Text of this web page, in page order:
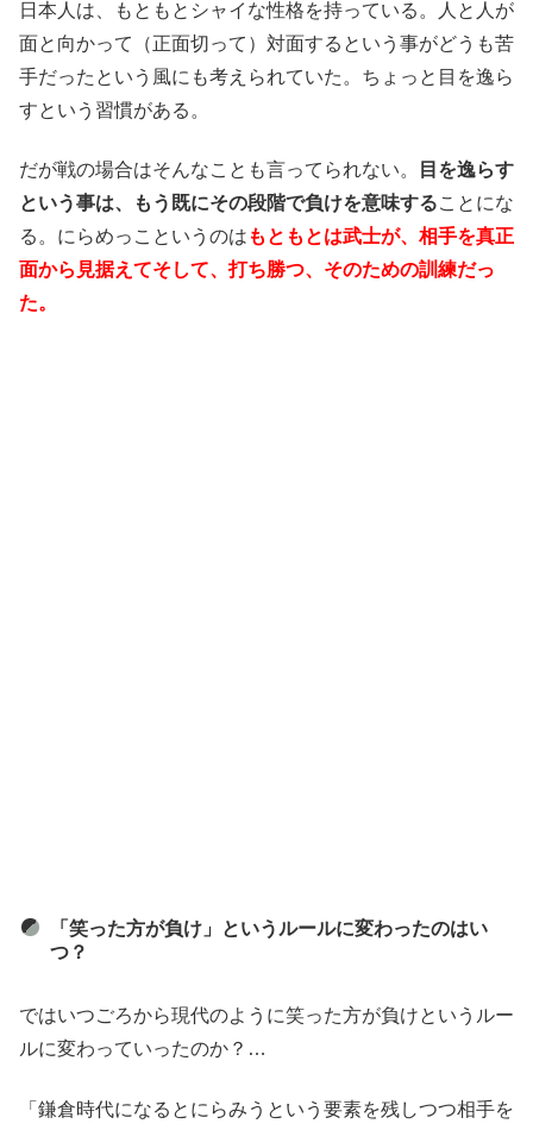
日本人は、もともとシャイな性格を持っている。人と人が
面と向かって（正面切って）対面するという事がどうも苦
手だったという風にも考えられていた。ちょっと目を逸ら
すという習慣がある。
だが戦の場合はそんなことも言ってられない。
目を逸らす
という事は、もう既にその段階で負けを意味することにな
る。にらめっこというのは もともとは武士が、相手を真正
面から見据えてそして、打ち勝つ、そのための訓練だっ
た。
「笑った方が負け」というルールに変わったのはい
つ？
ではいつごろから現代のように笑った方が負けというルー
ルに変わっていったのか？…
「鎌倉時代になるとにらみうという要素を残しつつ相手を